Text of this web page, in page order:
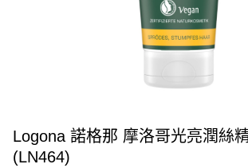
Logona 諾格那 摩洛哥光亮潤絲精 200ml
(LN464)